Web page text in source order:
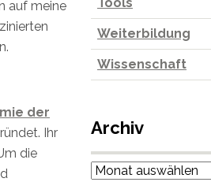
auf meine
der
Ihr
die
Weiterbildung
Wissenschaft
Archiv
Archiv